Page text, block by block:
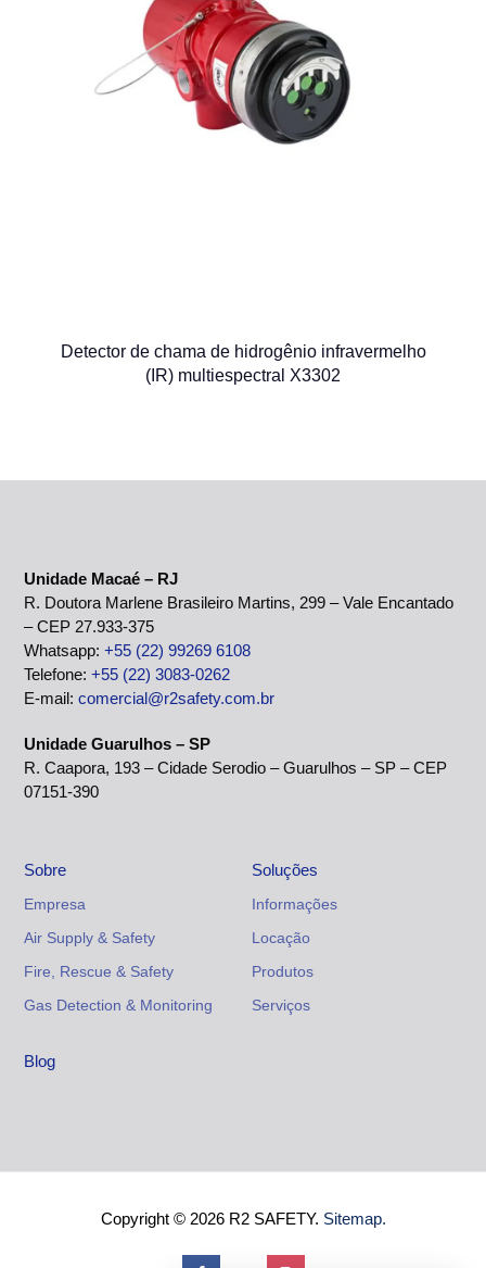
Detector de chama de hidrogênio infravermelho
(IR) multiespectral X3302
Unidade Macaé – RJ
R. Doutora Marlene Brasileiro Martins, 299 – Vale Encantado
– CEP 27.933-375
Whatsapp:+55 (22) 99269 6108
Telefone:+55 (22) 3083-0262
E-mail:comercial@r2safety.com.br
Unidade Guarulhos – SP
R. Caapora, 193 – Cidade Serodio – Guarulhos – SP – CEP
07151-390
Sobre
Empresa
Air Supply & Safety
Fire, Rescue & Safety
Gas Detection & Monitoring
Soluções
Informações
Locação
Produtos
Serviços
Blog
Copyright © 2026 R2 SAFETY. Sitemap.